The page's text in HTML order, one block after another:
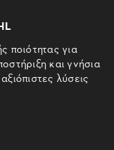
ποιότητας για
και γνήσια
λύσεις